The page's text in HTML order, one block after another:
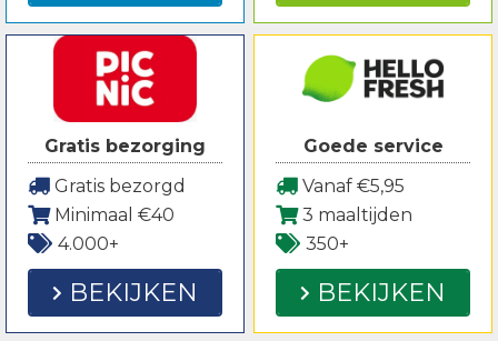
Gratis bezorging
Gratis bezorgd
Minimaal €40
4.000+
BEKIJKEN
Goede service
Vanaf €5,95
3 maaltijden
350+
BEKIJKEN